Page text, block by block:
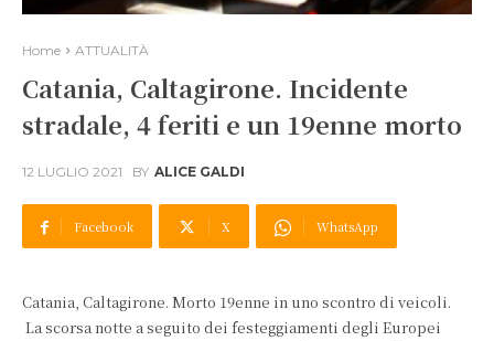
Home ATTUALITÀ
Catania, Caltagirone. Incidente
stradale, 4 feriti e un 19enne morto
12 LUGLIO 2021 BY ALICE GALDI
Facebook X WhatsApp
Catania, Caltagirone. Morto 19enne in uno scontro di veicoli.
La scorsa notte a seguito dei festeggiamenti degli Europei